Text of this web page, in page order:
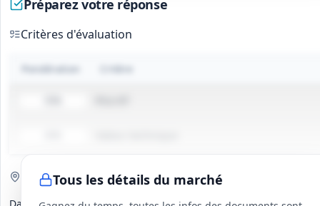
Respect des prescriptions de prévention et sécurité sur site,
et de protection des données dans les locaux concernés.
Mise en place des dispositifs de tri sélectif et recyclage,
Préparez votre réponse
Critères d'évaluation
Pondération Critère
Tous les détails du marché
Visite de site Obligatoire